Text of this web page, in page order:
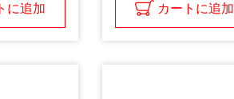
に追加 カートに追加